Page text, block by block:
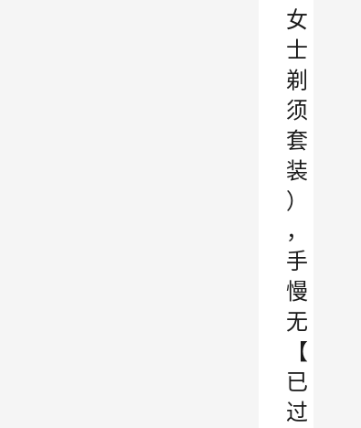
女
士
剃
须
套
装
）
，
手
慢
无
【
已
过